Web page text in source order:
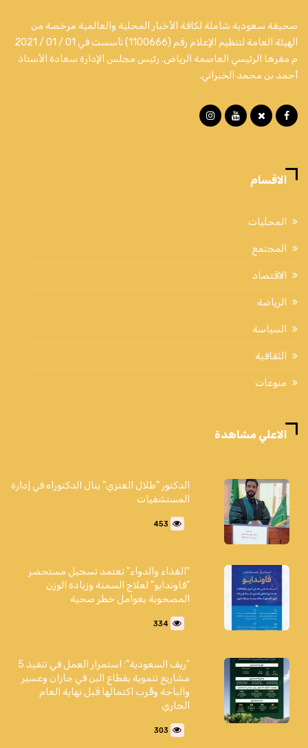
صحيفة سعودية شاملة لكافة الأخبار المحلية والعالمية مرخصة من
الهيئة العامة لتنظيم الإعلام رقم (1100666) تأسست في 01 / 01 / 2021
م مقرها الرئيسي العاصمة الرياض. رئيس مجلس الإدارة سعادة الأستاذ
أحمد بن محمد الخبراني.
الاقسام
المحليات
المجتمع
الاقتصاد
الرياضة
السياسة
الثقافية
منوعات
الاعلي مشاهدة
الدكتور "طلال العنزي" ينال الدكتوراه في إدارة
المستشفيات
453
"الغذاء والدواء" تعتمد تسجيل مستحضر
"فاوندايو" لعلاج السمنة وزيادة الوزن
المصحوبة بعوامل خطر صحية
334
"ريف السعودية": استمرار العمل في تنفيذ 5
مشاريع تنموية بقطاع البن في جازان وعسير
والباحة وقُرب اكتمالها قبل نهاية العام
الجاري
303